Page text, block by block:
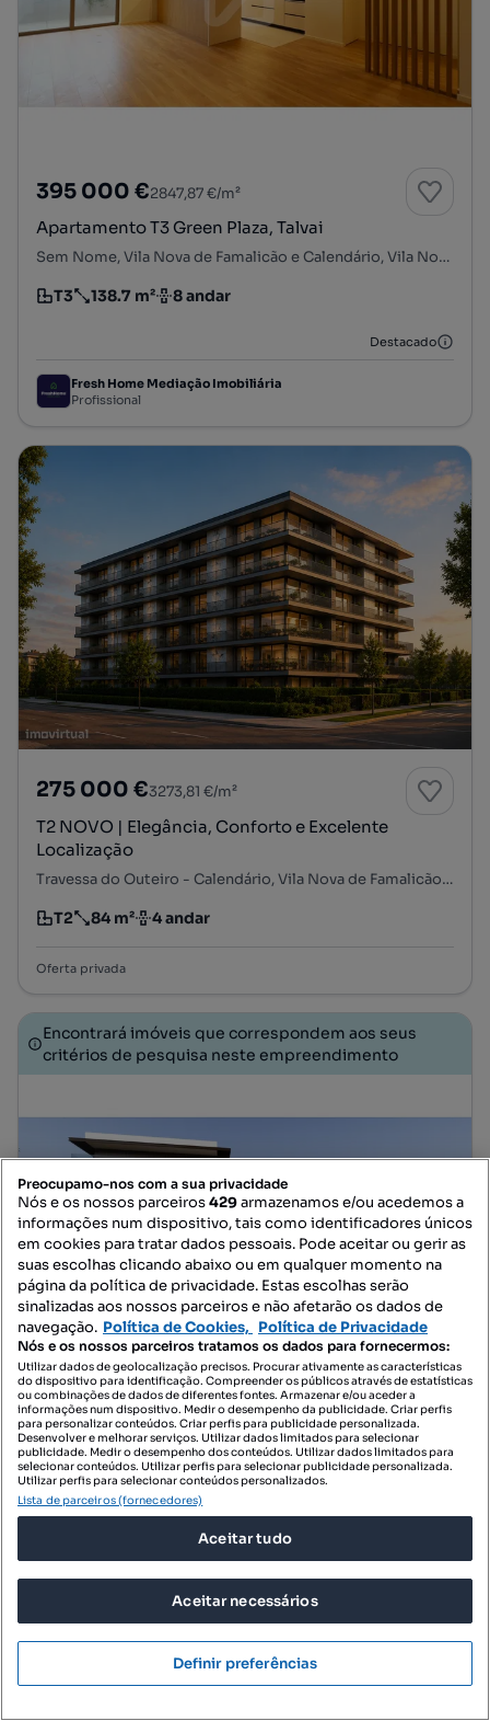
395 000 €2847,87 €/m²
Apartamento T3 Green Plaza, Talvai
Sem Nome, Vila Nova de Famalicão e Calendário, Vila Nova de Famalicão, Braga
Tipologia
T3
Preço por metro quadrado
138.7 m²
Andar 8 andar
Destacado
Fresh Home Mediação Imobiliária
Profissional
275 000 €3273,81 €/m²
T2 NOVO | Elegância, Conforto e Excelente
Localização
Travessa do Outeiro - Calendário, Vila Nova de Famalicão e Calendário, Vila Nova de Famalicão, Braga
Tipologia
T2
Preço por metro quadrado
84 m²
Andar 4 andar
Oferta privada
Encontrará imóveis que correspondem aos seus
critérios de pesquisa neste empreendimento
West Hills Apartments
de 3132 €/m²
T1-T3 43-151 m²
Empreendimentos
Preocupamo-nos com a sua privacidade
Nós e os nossos parceiros429armazenamos e/ou acedemos a
informações num dispositivo, tais como identificadores únicos
em cookies para tratar dados pessoais. Pode aceitar ou gerir as
suas escolhas clicando abaixo ou em qualquer momento na
página da política de privacidade. Estas escolhas serão
sinalizadas aos nossos parceiros e não afetarão os dados de
navegação. Política de Cookies, Política de Privacidade
Nós e os nossos parceiros tratamos os dados para fornecermos:
Utilizar dados de geolocalização precisos. Procurar ativamente as características
do dispositivo para identificação. Compreender os públicos através de estatísticas
ou combinações de dados de diferentes fontes. Armazenar e/ou aceder a
informações num dispositivo. Medir o desempenho da publicidade. Criar perfis
para personalizar conteúdos. Criar perfis para publicidade personalizada.
Desenvolver e melhorar serviços. Utilizar dados limitados para selecionar
publicidade. Medir o desempenho dos conteúdos. Utilizar dados limitados para
selecionar conteúdos. Utilizar perfis para selecionar publicidade personalizada.
Utilizar perfis para selecionar conteúdos personalizados.
Lista de parceiros (fornecedores)
Aceitar tudo
Aceitar necessários
Definir preferências